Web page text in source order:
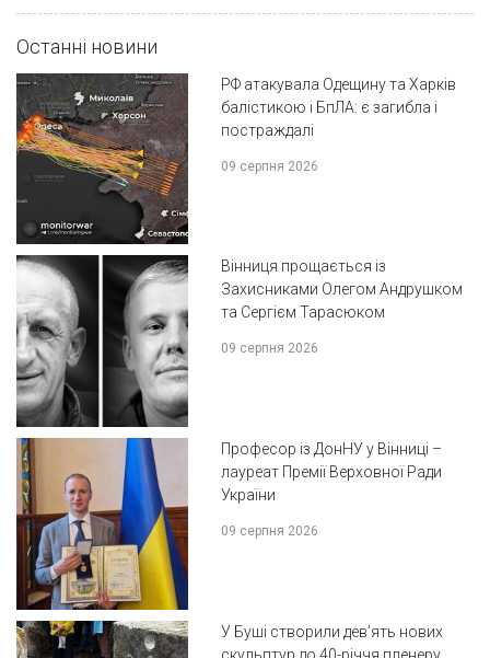
Останні новини
РФ атакувала Одещину та Харків
балістикою і БпЛА: є загибла і
постраждалі
09 серпня 2026
Вінниця прощається із
Захисниками Олегом Андрушком
та Сергієм Тарасюком
09 серпня 2026
Професор із ДонНУ у Вінниці –
лауреат Премії Верховної Ради
України
09 серпня 2026
У Буші створили дев’ять нових
скульптур до 40-річчя пленеру